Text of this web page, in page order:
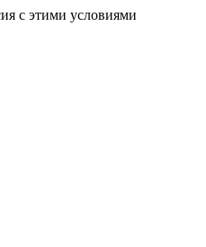
с этими условиями